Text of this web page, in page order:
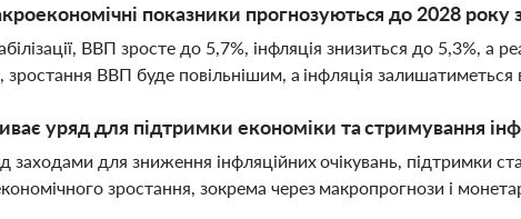
показники прогнозуються до 2028 року
ВВП зросте до 5,7%, інфляція знизиться до 5,3%, а
зростання ВВП буде повільнішим, а інфляція
уряд для підтримки економіки та стримування
для зниження інфляційних очікувань, підтримки
зростання, зокрема через макропрогнози і